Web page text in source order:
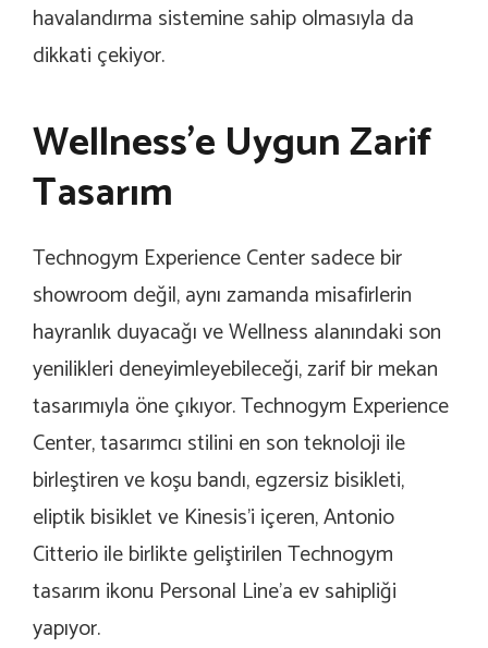
havalandırma sistemine sahip olmasıyla da
dikkati çekiyor.
Wellness’e Uygun Zarif
Tasarım
Technogym Experience Center sadece bir
showroom değil, aynı zamanda misafirlerin
hayranlık duyacağı ve Wellness alanındaki son
yenilikleri deneyimleyebileceği, zarif bir mekan
tasarımıyla öne çıkıyor. Technogym Experience
Center, tasarımcı stilini en son teknoloji ile
birleştiren ve koşu bandı, egzersiz bisikleti,
eliptik bisiklet ve Kinesis’i içeren, Antonio
Citterio ile birlikte geliştirilen Technogym
tasarım ikonu Personal Line’a ev sahipliği
yapıyor.